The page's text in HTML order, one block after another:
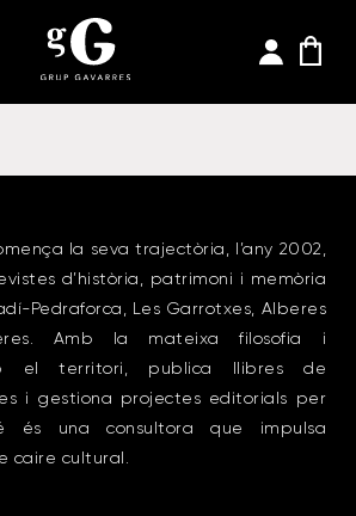
la seva trajectòria, l’any 2002,
d’història, patrimoni i memòria
Pedraforca, Les Garrotxes, Alberes
Amb la mateixa filosofia i
el territori, publica llibres de
i gestiona projectes editorials per
és una consultora que impulsa
caire cultural.